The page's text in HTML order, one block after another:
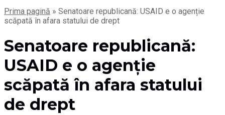
Prima pagină » Senatoare republicană: USAID e o agenție
scăpată în afara statului de drept
Senatoare republicană:
USAID e o agenție
scăpată în afara statului
de drept